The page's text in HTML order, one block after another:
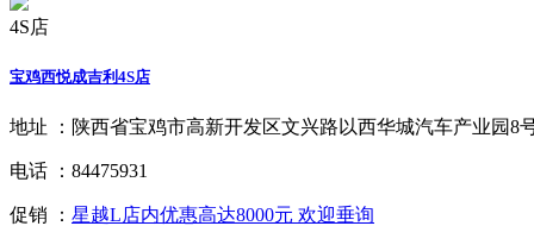
4S店
宝鸡西悦成吉利4S店
地址 ： 陕西省宝鸡市高新开发区文兴路以西华城汽车产业园8
电话 ： 84475931
促销 ： 星越L店内优惠高达8000元 欢迎垂询